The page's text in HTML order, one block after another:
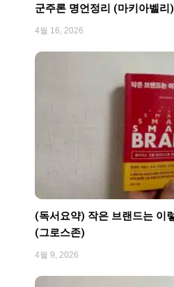
군주론 명언정리 (마키아벨리)
4월 16, 2026
(독서요약) 작은 브랜드는 이
(그로스존)
4월 9, 2026